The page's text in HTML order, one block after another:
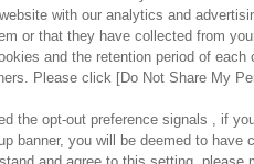
食品のご提供につ
with our analytics and
or that they have collected from
and the retention period of
Please click [Do Not Share My
the opt-out preference signals , if
banner, you will be deemed to have